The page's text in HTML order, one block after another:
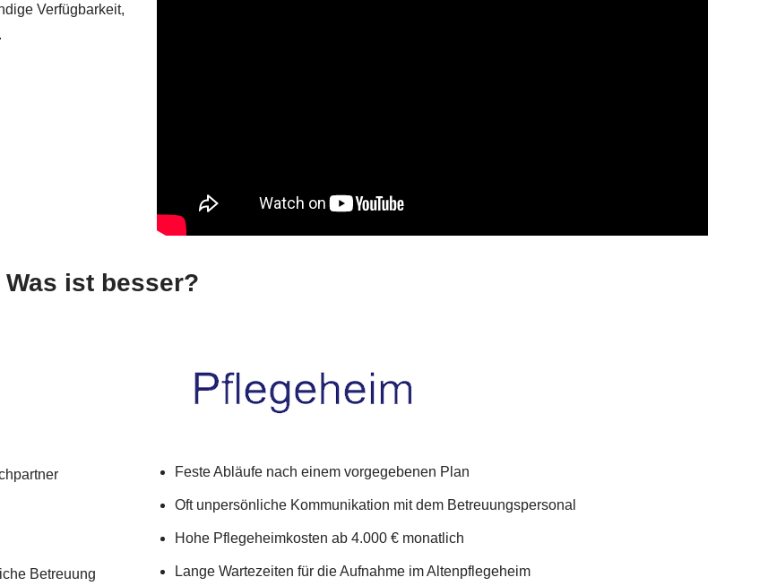
Verfügbarkeit,
ist besser?
Betreuung
Feste Abläufe nach einem vorgegebenen Plan
Oft unpersönliche Kommunikation mit dem Betreuungspersonal
Hohe Pflegeheimkosten ab 4.000 € monatlich
Lange Wartezeiten für die Aufnahme im Altenpflegeheim